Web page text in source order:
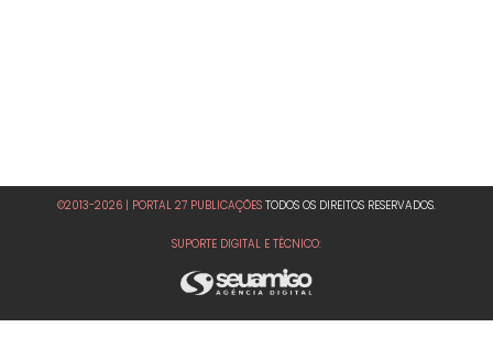
©2013-2026 | PORTAL 27 PUBLICAÇÕES TODOS OS DIREITOS RESERVADOS.
SUPORTE DIGITAL E TÉCNICO: